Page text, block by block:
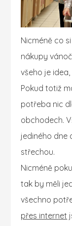
Nicméně co
nákupy
všeho je
Pokud totiž
potřeba nic
obchodech.
jediného dne
střechou.
Nicméně
tak by měli
všechno
přes internet